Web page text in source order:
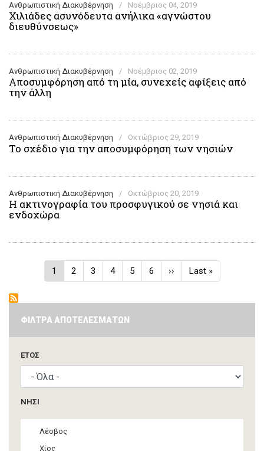
Ανθρωπιστική Διακυβέρνηση / Νοέμβριος 04, 2019
Χιλιάδες ασυνόδευτα ανήλικα «αγνώστου
διευθύνσεως»
Ανθρωπιστική Διακυβέρνηση / Νοέμβριος 02, 2019
Αποσυμφόρηση από τη μία, συνεχείς αφίξεις από
την άλλη
Ανθρωπιστική Διακυβέρνηση / Οκτώβριος 29, 2019
Το σχέδιο για την αποσυμφόρηση των νησιών
Ανθρωπιστική Διακυβέρνηση / Οκτώβριος 20, 2019
Η ακτινογραφία του προσφυγικού σε νησιά και
ενδοχώρα
Σελιδοποίηση
Τρέχουσα
σελίδα
1 Σελίδα
2 Σελίδα
3 Σελίδα
4 Σελίδα
5 Σελίδα
6
Next
page
››
Last
page
Last »
ΦΙΛΤΡΑ ΑΠΟΤΕΛΕΣΜΑΤΩΝ
ΈΤΟΣ
ΝΗΣΙ
Λέσβος
Χίος